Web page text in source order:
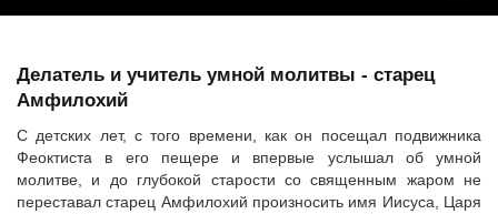
Делатель и учитель умной молитвы - старец
Амфилохий
С детских лет, с того времени, как он посещал подвижника
Феоктиста в его пещере и впервые услышал об умной
молитве, и до глубокой старости со священным жаром не
переставал старец Амфилохий произносить имя Иисуса, Царя